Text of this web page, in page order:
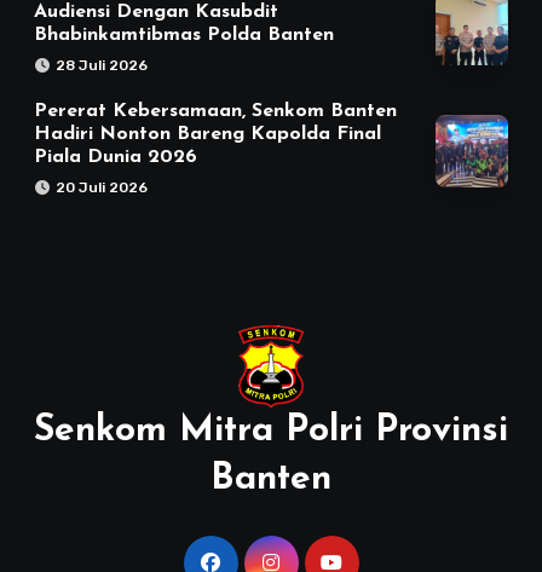
Audiensi Dengan Kasubdit
Bhabinkamtibmas Polda Banten
28 Juli 2026
Pererat Kebersamaan, Senkom Banten
Hadiri Nonton Bareng Kapolda Final
Piala Dunia 2026
20 Juli 2026
Senkom Mitra Polri Provinsi
Banten